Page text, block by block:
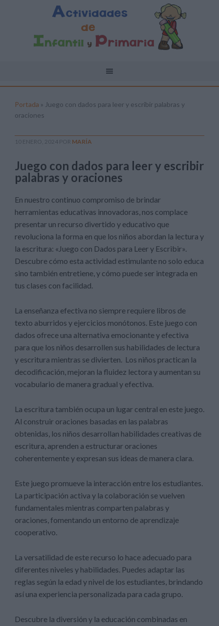
Portada » Juego con dados para leer y escribir palabras y
oraciones
10 ENERO, 2024 POR MARÍA
Juego con dados para leer y escribir
palabras y oraciones
En nuestro continuo compromiso de brindar
herramientas educativas innovadoras, nos complace
presentar un recurso divertido y educativo que
revoluciona la forma en que los niños abordan la lectura y
la escritura: «Juego con Dados para Leer y Escribir».
Descubre cómo esta actividad estimulante no solo educa
sino también entretiene, y cómo puede ser integrada en
tus clases con facilidad.
La enseñanza efectiva no siempre requiere libros de
texto aburridos y ejercicios monótonos. Este juego con
dados ofrece una alternativa emocionante y efectiva
para que los niños desarrollen sus habilidades de lectura
y escritura mientras se divierten. Los niños practican la
decodificación, mejoran la fluidez lectora y aumentan su
vocabulario de manera gradual y efectiva.
La escritura también ocupa un lugar central en este juego.
Al construir oraciones basadas en las palabras
obtenidas, los niños desarrollan habilidades creativas de
escritura, aprenden a estructurar oraciones
coherentemente y expresan sus ideas de manera clara.
Este juego promueve la interacción entre los estudiantes.
La participación activa y la colaboración se vuelven
fundamentales mientras comparten palabras y
oraciones, fomentando un entorno de aprendizaje
cooperativo.
La versatilidad de este recurso lo hace adecuado para
diferentes niveles y habilidades. Puedes adaptar las
reglas según la edad y nivel de los estudiantes, brindando
así una experiencia personalizada para cada grupo.
Descubre la diversión y la educación combinadas en